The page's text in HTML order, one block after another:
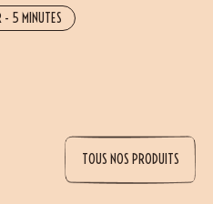
- 5 MINUTES
TOUS NOS PRODUITS